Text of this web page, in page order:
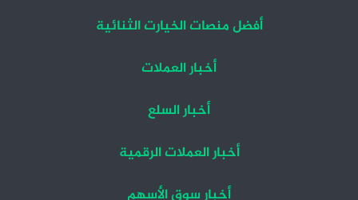
أفضل منصات الخيارت الثنائية
أخبار العملات
أخبار السلع
أخبار العملات الرقمية
أخبار سوق الأسهم